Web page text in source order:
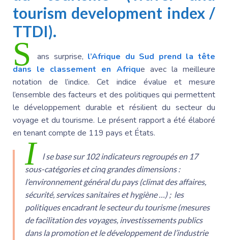
tourism development index /
TTDI).
S ans surprise, l’Afrique du Sud prend la tête
dans le classement en Afrique avec la meilleure
notation de l’indice. Cet indice évalue et mesure
l’ensemble des facteurs et des politiques qui permettent
le développement durable et résilient du secteur du
voyage et du tourisme. Le présent rapport a été élaboré
en tenant compte de 119 pays et États.
I
l se base sur 102 indicateurs regroupés en 17
sous-catégories et cinq grandes dimensions :
l’environnement général du pays (climat des affaires,
sécurité, services sanitaires et hygiène …) ; les
politiques encadrant le secteur du tourisme (mesures
de facilitation des voyages, investissements publics
dans la promotion et le développement de l’industrie